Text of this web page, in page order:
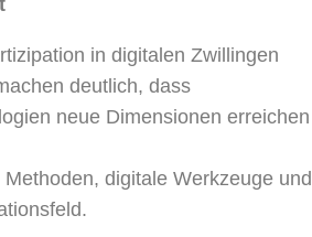
in digitalen Zwillingen
deutlich, dass
neue Dimensionen erreichen
digitale Werkzeuge und